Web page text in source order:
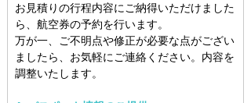
お見積りの行程内容にご納得いただけました
ら、航空券の予約を行います。
万が一、ご不明点や修正が必要な点がござい
ましたら、お気軽にご連絡ください。内容を
調整いたします。